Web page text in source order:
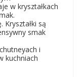
w kryształkach
Kryształki są
smak
i
kuchniach